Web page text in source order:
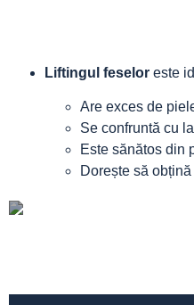
Liftingul feselor este
Are exces de
Se confruntă cu
Este sănătos din
Dorește să